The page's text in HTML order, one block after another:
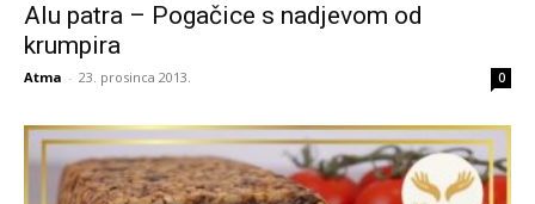
Alu patra – Pogačice s nadjevom od
krumpira
Atma - 23. prosinca 2013. 0